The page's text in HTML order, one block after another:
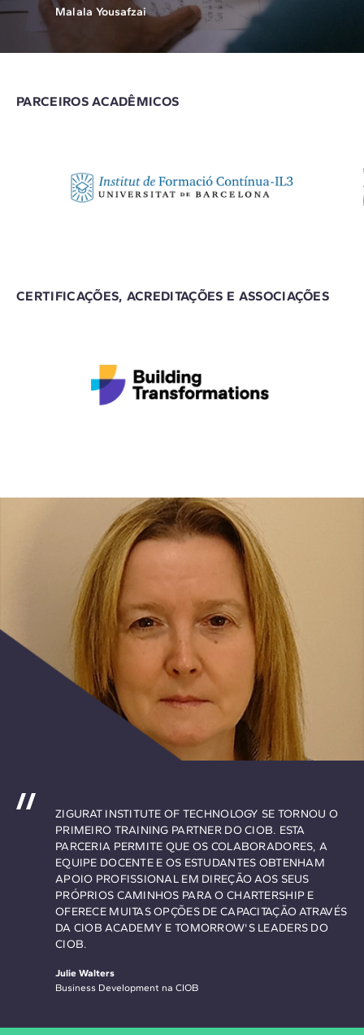
Malala Yousafzai
PARCEIROS ACADÊMICOS
CERTIFICAÇÕES, ACREDITAÇÕES E ASSOCIAÇÕES
ZIGURAT INSTITUTE OF TECHNOLOGY SE TORNOU O
PRIMEIRO TRAINING PARTNER DO CIOB. ESTA
PARCERIA PERMITE QUE OS COLABORADORES, A
EQUIPE DOCENTE E OS ESTUDANTES OBTENHAM
APOIO PROFISSIONAL EM DIREÇÃO AOS SEUS
PRÓPRIOS CAMINHOS PARA O CHARTERSHIP E
OFERECE MUITAS OPÇÕES DE CAPACITAÇÃO ATRAVÉS
DA CIOB ACADEMY E TOMORROW'S LEADERS DO
CIOB.
Julie Walters
Business Development na CIOB